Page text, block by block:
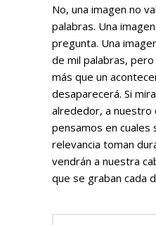
No, una imagen no
palabras. Una
pregunta. Una
de mil palabras,
más que un
desaparecerá. Si
alrededor, a nuestro
pensamos en cuales
relevancia toman
vendrán a nuestra
que se graban cada